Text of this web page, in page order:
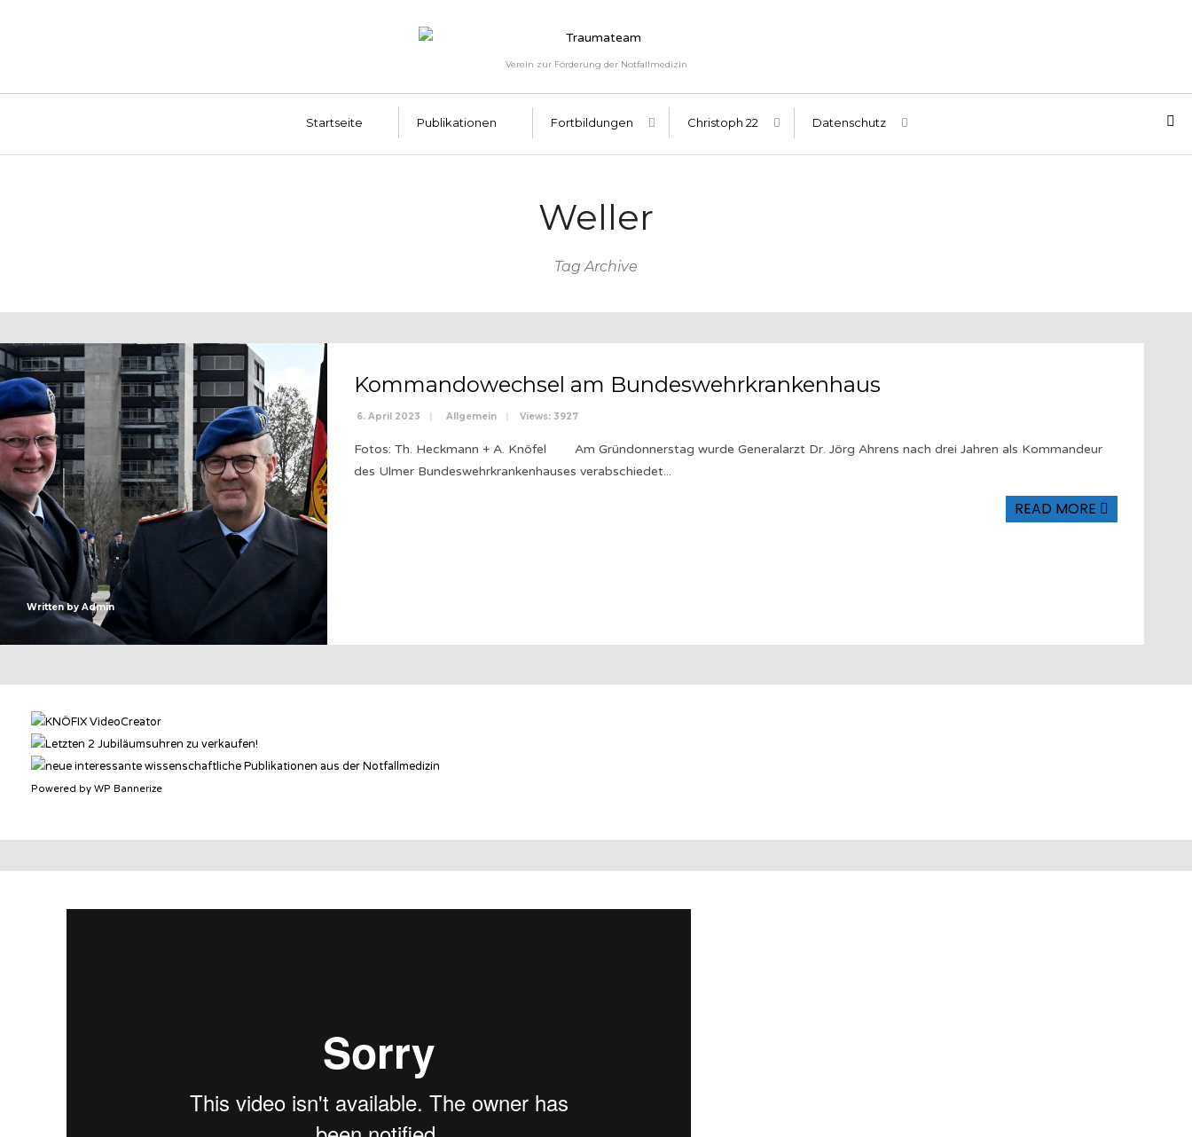
Verein zur Förderung der Notfallmedizin
Startseite Publikationen Fortbildungen Christoph 22 Datenschutz
Weller
Tag Archive
Written by Admin
Kommandowechsel am Bundeswehrkrankenhaus
6. April 2023 | Allgemein | Views: 3927
Fotos: Th. Heckmann + A. Knöfel Am Gründonnerstag wurde Generalarzt Dr. Jörg Ahrens nach drei Jahren als Kommandeur
des Ulmer Bundeswehrkrankenhauses verabschiedet...
READ MORE
Powered by WP Bannerize